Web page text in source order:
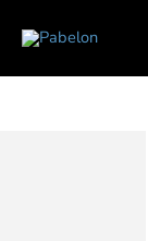
contenido
Inicio
Curso – Analisis